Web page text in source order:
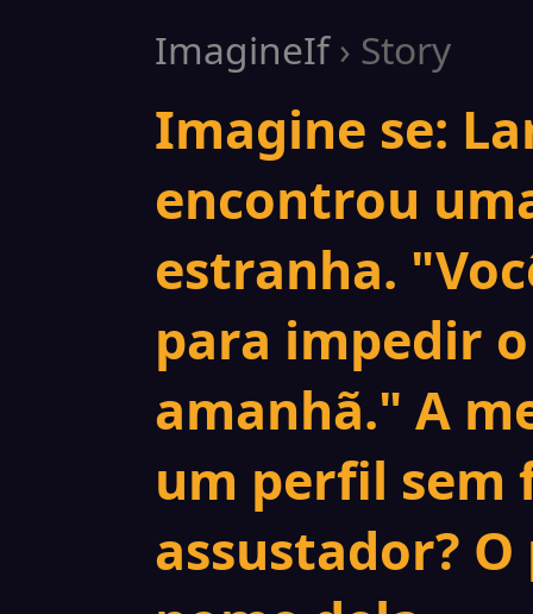
ImagineIf› Story
Imagine se:
encontrou
estranha.
para impedir
amanhã." A
um perfil sem
assustador?